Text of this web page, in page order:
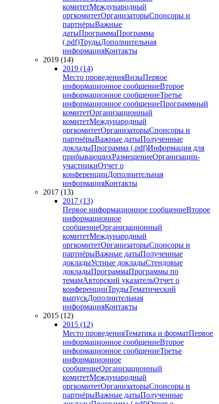
комитетМеждународный
оргкомитетОрганизаторыСпонсоры и
партнёрыВажные
датыПрограммаПрограмма
(.pdf)ТрудыДополнительная
информацияКонтакты
2019 (14)
2019 (14)
Место проведенияВизыПервое
информационное сообщениеВторое
информационное сообщениеТретье
информационное сообщениеПрограммный
комитетОрганизационный
комитетМеждународный
оргкомитетОрганизаторыСпонсоры и
партнёрыВажные датыПолученные
докладыПрограмма (.pdf)Информация для
прибывающихРазмещениеОрганизации-
участникиОтчет о
конференцииДополнительная
информацияКонтакты
2017 (13)
2017 (13)
Первое информационное сообщениеВторое
информационное
сообщениеОрганизационный
комитетМеждународный
оргкомитетОрганизаторыСпонсоры и
партнёрыВажные датыПолученные
докладыУстные докладыСтендовые
докладыПрограммаПрограммы по
темамАвторский указательОтчет о
конференцииТрудыТематический
выпускДополнительная
информацияКонтакты
2015 (12)
2015 (12)
Место проведенияТематика и форматПервое
информационное сообщениеВторое
информационное сообщениеТретье
информационное
сообщениеОрганизационный
комитетМеждународный
оргкомитетОрганизаторыСпонсоры и
партнёрыВажные датыПолученные